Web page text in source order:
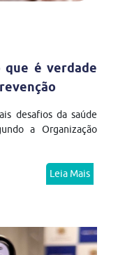
é verdade
desafios da saúde
a Organização
Leia Mais